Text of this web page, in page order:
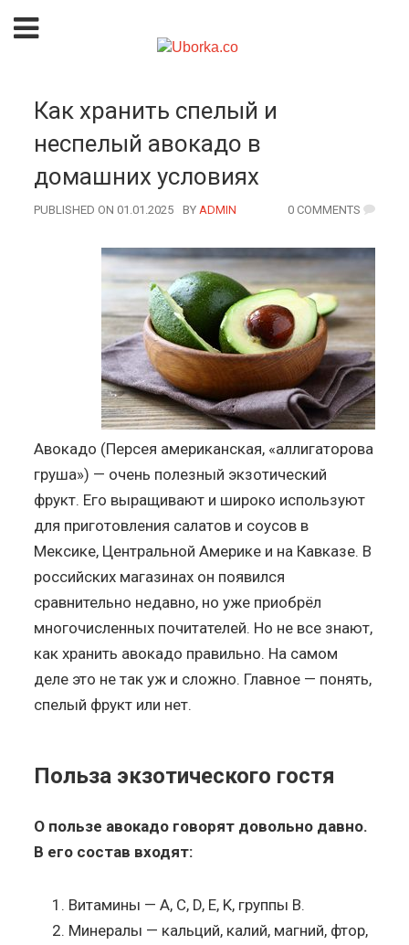
Как хранить спелый и
неспелый авокадо в
домашних условиях
PUBLISHED ON 01.01.2025 BY AUTHOR
ADMIN 0 COMMENTS
Авокадо (Персея американская, «аллигаторова
груша») — очень полезный экзотический
фрукт. Его выращивают и широко используют
для приготовления салатов и соусов в
Мексике, Центральной Америке и на Кавказе. В
российских магазинах он появился
сравнительно недавно, но уже приобрёл
многочисленных почитателей. Но не все знают,
как хранить авокадо правильно. На самом
деле это не так уж и сложно. Главное — понять,
спелый фрукт или нет.
Польза экзотического гостя
О пользе авокадо говорят довольно давно.
В его состав входят:
Витамины — A, C, D, E, K, группы B.
Минералы — кальций, калий, магний, фтор,